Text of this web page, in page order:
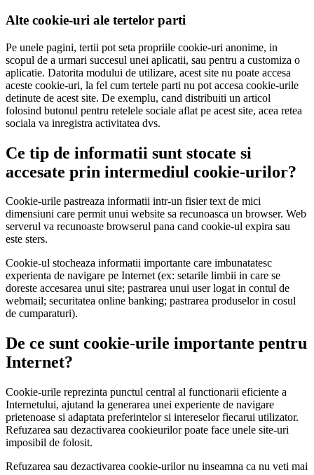
Alte cookie-uri ale tertelor parti
Pe unele pagini, tertii pot seta propriile cookie-uri anonime, in
scopul de a urmari succesul unei aplicatii, sau pentru a customiza o
aplicatie. Datorita modului de utilizare, acest site nu poate accesa
aceste cookie-uri, la fel cum tertele parti nu pot accesa cookie-urile
detinute de acest site. De exemplu, cand distribuiti un articol
folosind butonul pentru retelele sociale aflat pe acest site, acea retea
sociala va inregistra activitatea dvs.
Ce tip de informatii sunt stocate si
accesate prin intermediul cookie-urilor?
Cookie-urile pastreaza informatii intr-un fisier text de mici
dimensiuni care permit unui website sa recunoasca un browser. Web
serverul va recunoaste browserul pana cand cookie-ul expira sau
este sters.
Cookie-ul stocheaza informatii importante care imbunatatesc
experienta de navigare pe Internet (ex: setarile limbii in care se
doreste accesarea unui site; pastrarea unui user logat in contul de
webmail; securitatea online banking; pastrarea produselor in cosul
de cumparaturi).
De ce sunt cookie-urile importante pentru
Internet?
Cookie-urile reprezinta punctul central al functionarii eficiente a
Internetului, ajutand la generarea unei experiente de navigare
prietenoase si adaptata preferintelor si intereselor fiecarui utilizator.
Refuzarea sau dezactivarea cookieurilor poate face unele site-uri
imposibil de folosit.
Refuzarea sau dezactivarea cookie-urilor nu inseamna ca nu veti mai